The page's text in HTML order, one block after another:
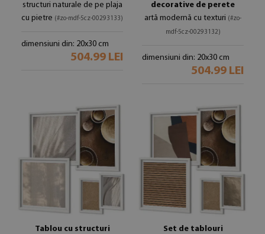
structuri naturale de pe plaja
cu pietre (#zo-mdf-5cz-00293133)
dimensiuni din: 20x30 cm
504.99 LEI
decorative de perete
artă modernă cu texturi (#zo-
mdf-5cz-00293132)
dimensiuni din: 20x30 cm
504.99 LEI
Tablou cu structuri
Set de tablouri